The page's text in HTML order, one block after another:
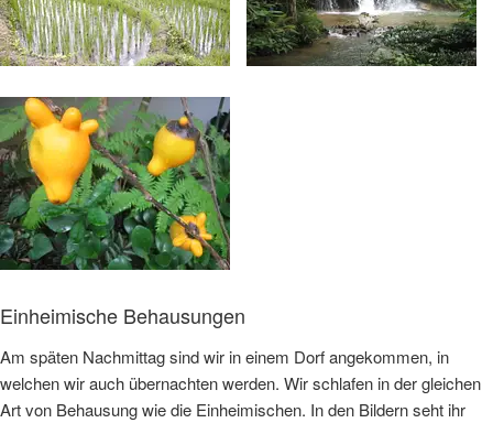
Einheimische Behausungen
Am späten Nachmittag sind wir in einem Dorf angekommen, in
welchen wir auch übernachten werden. Wir schlafen in der gleichen
Art von Behausung wie die Einheimischen. In den Bildern seht ihr